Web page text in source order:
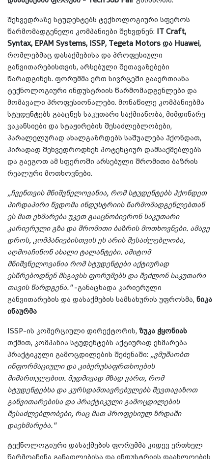
შეხვედრაზე სტუდენტებს ტექნოლოგიური სფეროს
წარმომადგენელი კომპანიები შეხვდნენ: IT Craft,
Syntax, EPAM Systems, ISSP, Tegeta Motors და Huawei,
რომლებმაც დასაქმებისა და პროფესიული
განვითარებისთვის, არსებული შეთავაზებები
წარადგინეს. ფორუმმა ერთ სივრცეში გააერთიანა
ტექნოლოგიური ინდუსტრიის წარმომადგენლები და
მომავალი პროფესიონალები. მონაწილე კომპანიებმა
სტუდენტებს გააცნეს საკუთარი საქმიანობა, მიმდინარე
ვაკანსიები და სტაჟირების შესაძლებლობები,
პარალელურად ახალგაზრდებს საშუალება ჰქონდათ,
პირადად შეხვედროდნენ პოტენციურ დამსაქმებლებს
და გაეგოთ ამ სფეროში არსებული შრომითი ბაზრის
რეალური მოთხოვნები.
„ჩვენთვის მნიშვნელოვანია, რომ სტუდენტებს ჰქონდეთ
პირდაპირი წვდომა ინდუსტრიის წარმომადგენლებთან
ეს მათ ეხმარება უკეთ გააცნობიერონ საკუთარი
კარიერული გზა და შრომითი ბაზრის მოთხოვნები. ამავე
დროს, კომპანიებისთვის ეს არის შესაძლებლობა,
აღმოაჩინონ ახალი ტალანტები. ამიტომ
მნიშვნელოვანია რომ სტუდენტები აქტიურად
ესწრებოდნენ მსგავსს ფორუმებს და შეძლონ საკუთარი
თავის წარდგენა."-განაცხადა კარიერული
განვითარების და დასაქმების სამსახურის უფროსმა, ნიკა
ინაურმა
ISSP-ის კომერციული დირექტორის, ზუკა ჭყონიას
თქმით, კომპანია სტუდენტებს აქტიურად ეხმარება
პრაქტიკული გამოცდილების შეძენაში: „ვმუშაობთ
ინფორმაციული და კიბერუსაფრთხოების
მიმართულებით. მუდმივად მზად ვართ, რომ
სტუდენტებსა და კურსდამთავრებულებს შევთავაზოთ
განვითარებისა და პრაქტიკული გამოცდილების
შესაძლებლობები, რაც მათ პროფესიულ ზრდაში
დაეხმარება."
ტექნოლოგიური დასაქმების ფორუმმა კიდევ ერთხელ
წარმოაჩინა განათლებისა და ინდუსტრიის დაახლოების